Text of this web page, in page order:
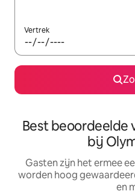
Vertrek
Best beoordeelde
bij
Gasten zijn het ermee
worden hoog
en